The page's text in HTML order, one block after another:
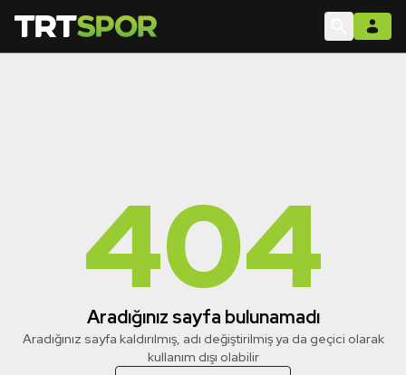
404
Aradığınız sayfa bulunamadı
Aradığınız sayfa kaldırılmış, adı değiştirilmiş ya da geçici olarak
kullanım dışı olabilir